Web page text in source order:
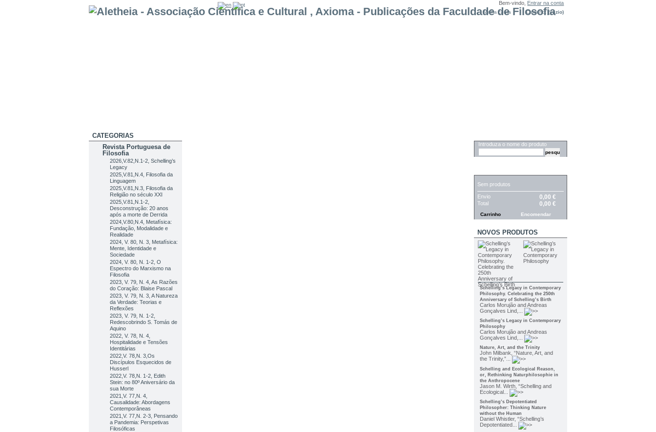
Bem-vindo, Entrar na conta
Carrinho: (vazio)
Minha conta
CATEGORIAS
Revista Portuguesa de
Filosofia
2026,V.82,N.1-2, Schelling’s
Legacy
2025,V.81,N.4, Filosofia da
Linguagem
2025,V.81,N.3, Filosofia da
Religião no século XXI
2025,V.81,N.1-2,
Desconstrução: 20 anos
após a morte de Derrida
2024,V.80,N.4, Metafísica:
Fundação, Modalidade e
Realidade
2024, V. 80, N. 3, Metafísica:
Mente, Identidade e
Sociedade
2024, V. 80, N. 1-2, O
Espectro do Marxismo na
Filosofia
2023, V. 79, N. 4, As Razões
do Coração: Blaise Pascal
2023, V. 79, N. 3, A Natureza
da Verdade: Teorias e
Reflexões
2023, V. 79, N. 1-2,
Redescobrindo S. Tomás de
Aquino
2022, V. 78, N. 4,
Hospitalidade e Tensões
Identitárias
2022,V. 78,N. 3,Os
Discípulos Esquecidos de
Husserl
2022,V. 78,N. 1-2, Edith
Stein: no 80º Aniversário da
sua Morte
2021,V. 77,N. 4,
Causalidade: Abordagens
Contemporâneas
2021,V. 77,N. 2-3, Pensando
a Pandemia: Perspetivas
Filosóficas
Introduza o nome do produto
Sem produtos
Envio 0,00 €
Total 0,00 €
Carrinho Encomendar
NOVOS PRODUTOS
Schelling’s Legacy in Contemporary
Philosophy. Celebrating the 250th
Anniversary of Schelling’s Birth
Carlos Morujão and Andreas
Gonçalves Lind,...
Schelling’s Legacy in Contemporary
Philosophy
Carlos Morujão and Andreas
Gonçalves Lind,...
Nature, Art, and the Trinity
John Milbank, “Nature, Art, and
the Trinity,”...
Schelling and Ecological Reason,
or, Rethinking Naturphilosophie in
the Anthropocene
Jason M. Wirth, “Schelling and
Ecological...
Schelling’s Depotentiated
Philosopher: Thinking Nature
without the Human
Daniel Whistler, “Schelling’s
Depotentiated...